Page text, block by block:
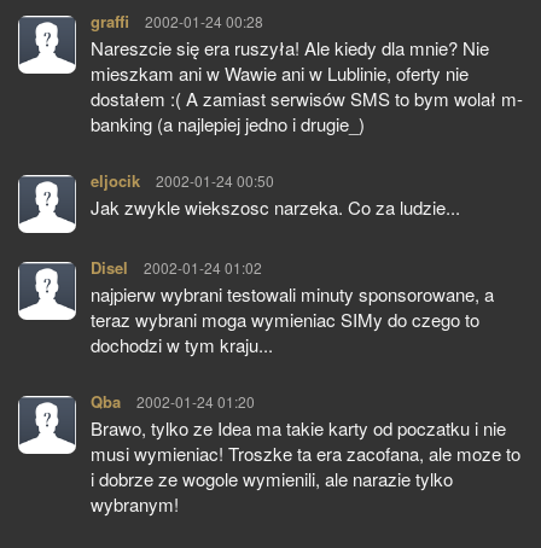
graffi pisze:
2002-01-24 00:28
Nareszcie się era ruszyła! Ale kiedy dla mnie? Nie
mieszkam ani w Wawie ani w Lublinie, oferty nie
dostałem :( A zamiast serwisów SMS to bym wolał m-
banking (a najlepiej jedno i drugie_)
eljocik pisze:
2002-01-24 00:50
Jak zwykle wiekszosc narzeka. Co za ludzie...
Disel pisze:
2002-01-24 01:02
najpierw wybrani testowali minuty sponsorowane, a
teraz wybrani moga wymieniac SIMy do czego to
dochodzi w tym kraju...
Qba pisze:
2002-01-24 01:20
Brawo, tylko ze Idea ma takie karty od poczatku i nie
musi wymieniac! Troszke ta era zacofana, ale moze to
i dobrze ze wogole wymienili, ale narazie tylko
wybranym!